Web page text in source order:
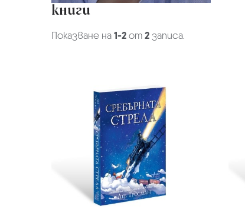
книги
Показване на1-2от2записа.